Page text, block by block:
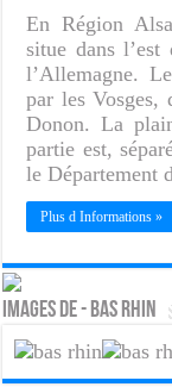
En Région
situe dans
l’Allemagne.
par les Vosges,
Donon. La
partie est,
le Département
Plus d Informations »
Images de - Bas Rhin